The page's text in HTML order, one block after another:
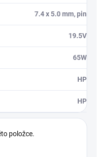
7.4 x 5.0 mm, pin
19.5V
65W
HP
HP
položce.